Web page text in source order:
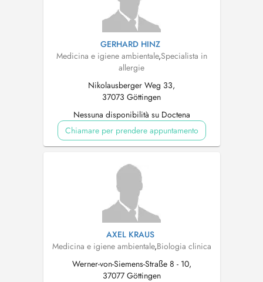
GERHARD HINZ
Medicina e igiene ambientale,Specialista in
allergie
Nikolausberger Weg 33,
37073 Göttingen
Nessuna disponibilità su Doctena
Chiamare per prendere appuntamento
AXEL KRAUS
Medicina e igiene ambientale,Biologia clinica
Werner-von-Siemens-Straße 8 - 10,
37077 Göttingen